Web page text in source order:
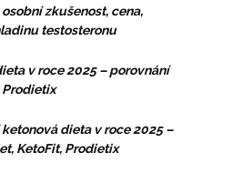
zkušenost, cena,
testosteronu
v roce 2025 – porovnání
Prodietix
dieta v roce 2025 –
KetoFit, Prodietix